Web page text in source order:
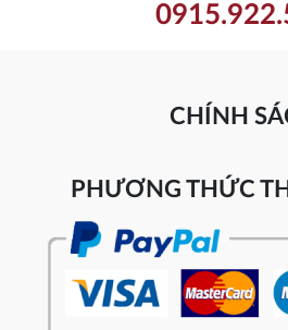
CHÍNH
PHƯƠNG THỨC